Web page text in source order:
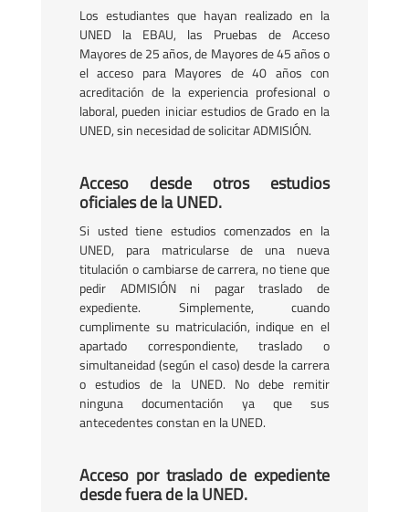
Los estudiantes que hayan realizado en la
UNED la EBAU, las Pruebas de Acceso
Mayores de 25 años, de Mayores de 45 años o
el acceso para Mayores de 40 años con
acreditación de la experiencia profesional o
laboral, pueden iniciar estudios de Grado en la
UNED, sin necesidad de solicitar ADMISIÓN.
Acceso desde otros estudios
oficiales de la UNED.
Si usted tiene estudios comenzados en la
UNED, para matricularse de una nueva
titulación o cambiarse de carrera, no tiene que
pedir ADMISIÓN ni pagar traslado de
expediente. Simplemente, cuando
cumplimente su matriculación, indique en el
apartado correspondiente, traslado o
simultaneidad (según el caso) desde la carrera
o estudios de la UNED. No debe remitir
ninguna documentación ya que sus
antecedentes constan en la UNED.
Acceso por traslado de expediente
desde fuera de la UNED.